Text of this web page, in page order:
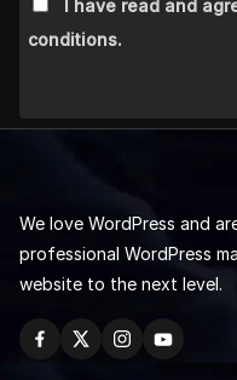
I have read and
conditions.
We love WordPress and
professional WordPress
website to the next level.